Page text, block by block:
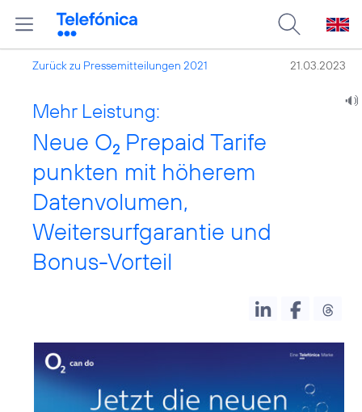
Zurück zu Pressemitteilungen 2021 21.03.2023
Mehr Leistung:
Neue O2 Prepaid Tarife
punkten mit höherem
Datenvolumen,
Weitersurfgarantie und
Bonus-Vorteil